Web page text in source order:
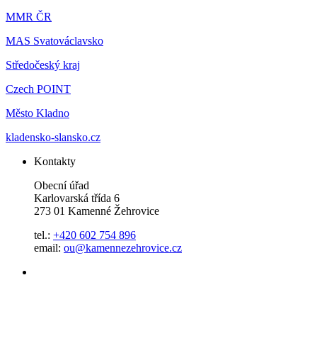
MMR ČR
MAS Svatováclavsko
Středočeský kraj
Czech POINT
Město Kladno
kladensko-slansko.cz
Kontakty
Obecní úřad
Karlovarská třída 6
273 01 Kamenné Žehrovice
tel.: +420 602 754 896
email: ou@kamennezehrovice.cz